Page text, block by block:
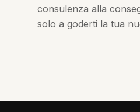
consulenza alla
solo a goderti la tua